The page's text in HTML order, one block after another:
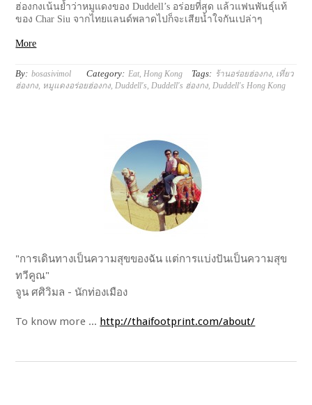
ฮ่องกงเน้นย้ำว่าหมูแดงของ Duddell’s อร่อยที่สุด แล้วแฟนพันธุ์แท้
ของ Char Siu จากไทยแลนด์พลาดไปก็จะเสียน้ำใจกันเปล่าๆ
More
By: bosasivimol Category: Eat, Hong Kong Tags: ร้านอร่อยฮ่องกง, เที่ยว
ฮ่องกง, หมูแดงอร่อยฮ่องกง, Duddell's Duddell's ฮ่องกง, Duddell's Hong Kong
"การเดินทางเป็นความสุขของฉัน แต่การแบ่งปันเป็นความสุข
ทวีคูณ"
จูน ศศิวิมล - นักท่องเมือง
To know more ... http://thaifootprint.com/about/